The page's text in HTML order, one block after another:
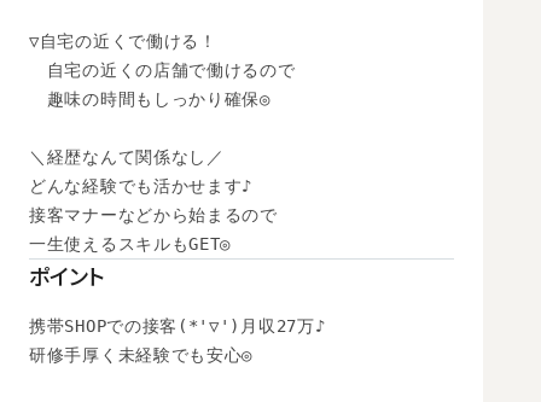
▽自宅の近くで働ける！
自宅の近くの店舗で働けるので
趣味の時間もしっかり確保◎
＼経歴なんて関係なし／
どんな経験でも活かせます♪
接客マナーなどから始まるので
一生使えるスキルもGET◎
ポイント
携帯SHOPでの接客(*'▽')月収27万♪
研修手厚く未経験でも安心◎